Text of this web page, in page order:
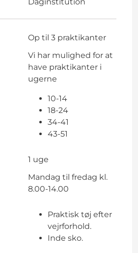
Op til 3 praktikanter
Vi har mulighed for at
have praktikanter i
ugerne
10-14
18-24
34-41
43-51
1 uge
Mandag til fredag kl.
8.00-14.00
Praktisk tøj efter
vejrforhold.
Inde sko.